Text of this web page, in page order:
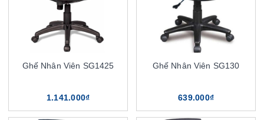
Ghế Nhân Viên SG1425
1.141.000₫
Ghế Nhân Viên SG130
639.000₫